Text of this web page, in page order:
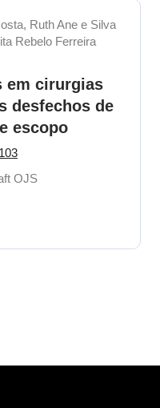
Ruth Ane e Silva
Rebelo Ferreira
em cirurgias
desfechos de
escopo
OJS